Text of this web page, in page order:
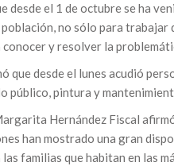
desde el 1 de octubre se ha
no sólo para trabajar
y resolver la
que desde el lunes acudió
público, pintura y
Hernández Fiscal
han mostrado una gran
familias que habitan en las